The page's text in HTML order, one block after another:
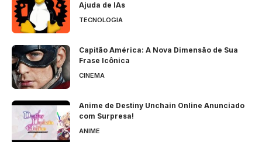
Ajuda de IAs
TECNOLOGIA
Capitão América: A Nova Dimensão de Sua
Frase Icônica
CINEMA
Anime de Destiny Unchain Online Anunciado
com Surpresa!
ANIME